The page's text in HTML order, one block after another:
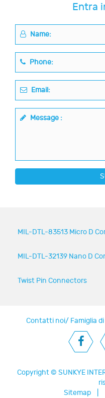
Entra
Name:
Phone:
Email:
Message :
MIL-DTL-83513 Micro D
MIL-DTL-32139 Nano D
Twist Pin Connectors
Contatti noi/ Famiglia
Copyright © SUNKYE
Sitemap|